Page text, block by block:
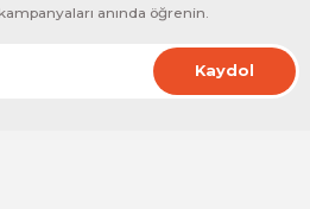
anında öğrenin.
Kaydol